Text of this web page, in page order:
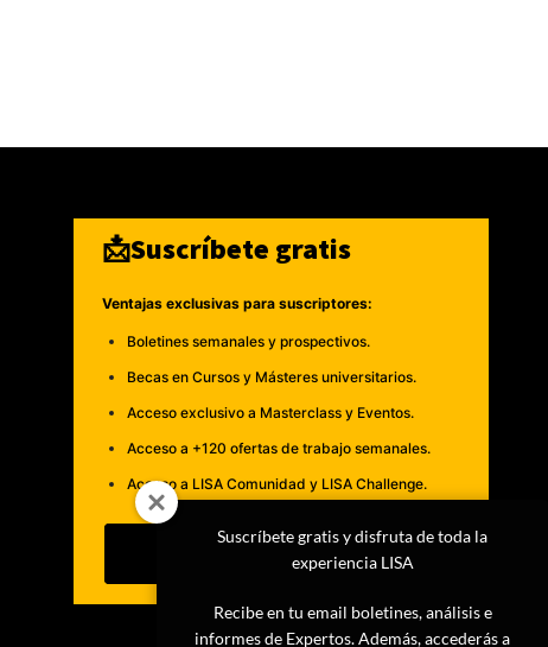
📩Suscríbete gratis
Ventajas exclusivas para suscriptores:
Boletines semanales y prospectivos.
Becas en Cursos y Másteres universitarios.
Acceso exclusivo a Masterclass y Eventos.
Acceso a +120 ofertas de trabajo semanales.
Acceso a LISA Comunidad y LISA Challenge.
Suscribirme
Suscríbete gratis y disfruta de toda la
experiencia LISA
Recibe en tu email boletines, análisis e
informes de Expertos. Además, accederás a